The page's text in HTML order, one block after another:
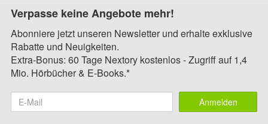
Verpasse keine Angebote mehr!
Abonniere jetzt unseren Newsletter und erhalte exklusive
Rabatte und Neuigkeiten.
Extra-Bonus: 60 Tage Nextory kostenlos - Zugriff auf 1,4
Mio. Hörbücher & E-Books.*
Anmelden